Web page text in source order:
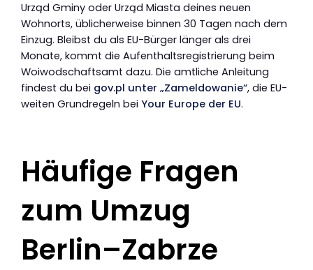
Urząd Gminy oder Urząd Miasta deines neuen
Wohnorts, üblicherweise binnen 30 Tagen nach dem
Einzug. Bleibst du als EU-Bürger länger als drei
Monate, kommt die Aufenthaltsregistrierung beim
Woiwodschaftsamt dazu. Die amtliche Anleitung
findest du bei gov.pl unter „Zameldowanie“, die EU-
weiten Grundregeln bei Your Europe der EU.
Häufige Fragen
zum Umzug
Berlin–Zabrze